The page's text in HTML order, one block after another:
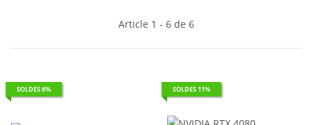
Article 1 - 6 de 6
SOLDES 6% SOLDES 11%